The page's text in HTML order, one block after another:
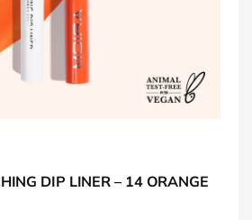
DIP LINER – 14 ORANGE